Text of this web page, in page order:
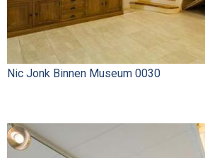
Nic Jonk Binnen Museum 0030